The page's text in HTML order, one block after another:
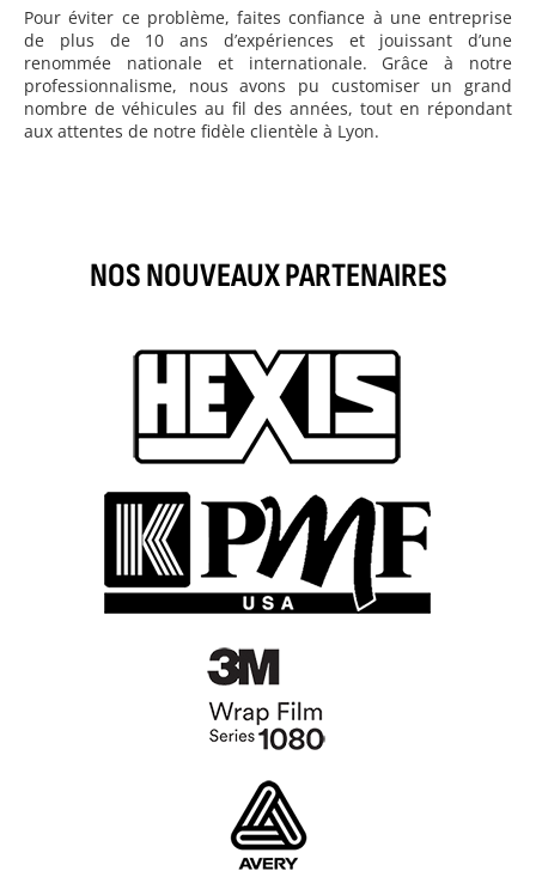
Pour éviter ce problème, faites confiance à une entreprise
de plus de 10 ans d’expériences et jouissant d’une
renommée nationale et internationale. Grâce à notre
professionnalisme, nous avons pu customiser un grand
nombre de véhicules au fil des années, tout en répondant
aux attentes de notre fidèle clientèle à Lyon.
NOS NOUVEAUX PARTENAIRES